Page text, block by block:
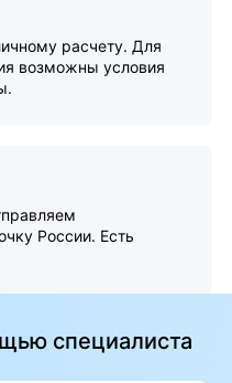
расчету. Для
возможны условия
России. Есть
специалиста